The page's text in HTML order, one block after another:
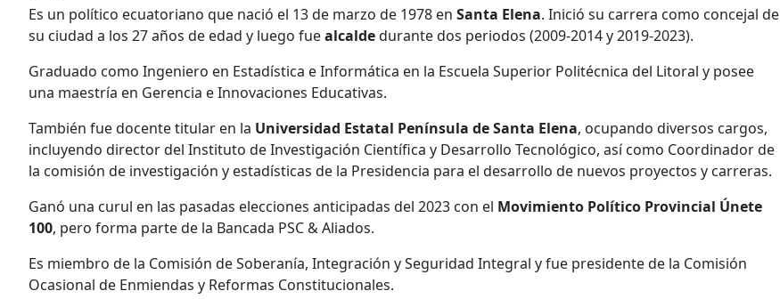
Es un político ecuatoriano que nació el 13 de marzo de 1978 en Santa Elena. Inició su carrera como concejal de
su ciudad a los 27 años de edad y luego fuealcaldedurante dos periodos (2009-2014 y 2019-2023).
Graduado como Ingeniero en Estadística e Informática en la Escuela Superior Politécnica del Litoral y posee
una maestría en Gerencia e Innovaciones Educativas.
También fue docente titular en la Universidad Estatal Península de Santa Elena, ocupando diversos cargos,
incluyendo director del Instituto de Investigación Científica y Desarrollo Tecnológico, así como Coordinador de
la comisión de investigación y estadísticas de la Presidencia para el desarrollo de nuevos proyectos y carreras.
Ganó una curul en las pasadas elecciones anticipadas del 2023 con el Movimiento Político Provincial Únete
100, pero forma parte de la Bancada PSC & Aliados.
Es miembro de la Comisión de Soberanía, Integración y Seguridad Integral y fue presidente de la Comisión
Ocasional de Enmiendas y Reformas Constitucionales.